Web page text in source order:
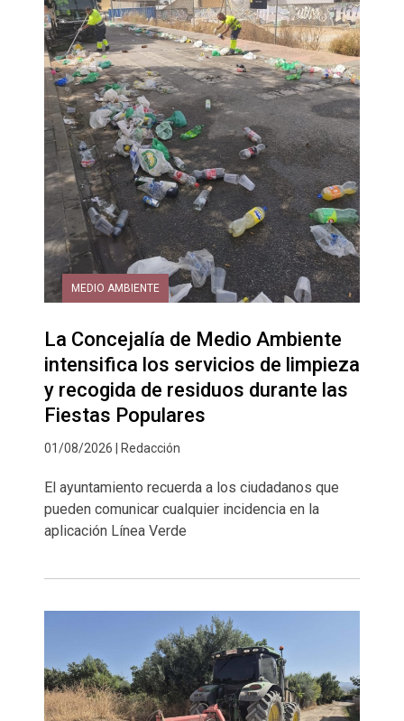
MEDIO AMBIENTE
La Concejalía de Medio Ambiente
intensifica los servicios de limpieza
y recogida de residuos durante las
Fiestas Populares
01/08/2026 | Redacción
El ayuntamiento recuerda a los ciudadanos que
pueden comunicar cualquier incidencia en la
aplicación Línea Verde